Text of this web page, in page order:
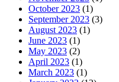
October 2023 (1)
September 2023 (3)
August 2023 (1)
June 2023 (1)
May 2023 (2)
April 2023 (1)
March 2023 (1)